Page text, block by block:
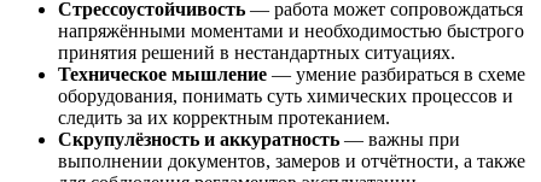
Стрессоустойчивость — работа может сопровождаться
напряжёнными моментами и необходимостью быстрого
принятия решений в нестандартных ситуациях.
Техническое мышление — умение разбираться в схеме
оборудования, понимать суть химических процессов и
следить за их корректным протеканием.
Скрупулёзность и аккуратность — важны при
выполнении документов, замеров и отчётности, а также